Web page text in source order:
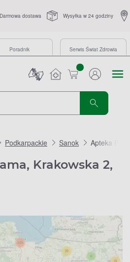
Darmowa dostawa Wysyłka w 24 godziny
Poradnik Serwis Świat Zdrowia
sztuk
Podkarpackie Sanok Apteka
Krakowska 2,